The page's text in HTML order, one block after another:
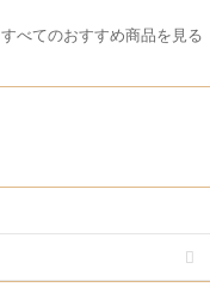
すべてのおすすめ商品を見る